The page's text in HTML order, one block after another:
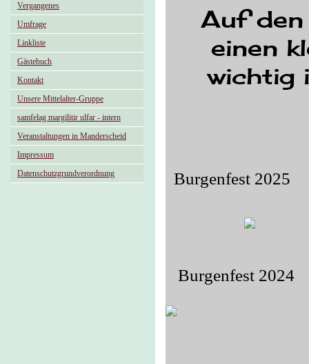
Vergangenes
Umfrage
Linkliste
Gästebuch
Kontakt
Unsere Mittelalter-Gruppe
samfelag margilitir ulfar - intern
Veranstaltungen in Manderscheid
Impressum
Datenschutzgrundverordnung
Auf den
einen
wichtig
Burgenfest 2025
Burgenfest 2024